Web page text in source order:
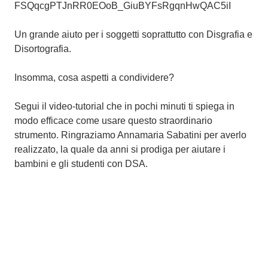
FSQqcgPTJnRR0EOoB_GiuBYFsRgqnHwQAC5iI
Un grande aiuto per i soggetti soprattutto con Disgrafia e
Disortografia.
Insomma, cosa aspetti a condividere?
Segui il video-tutorial che in pochi minuti ti spiega in
modo efficace come usare questo straordinario
strumento. Ringraziamo Annamaria Sabatini per averlo
realizzato, la quale da anni si prodiga per aiutare i
bambini e gli studenti con DSA.